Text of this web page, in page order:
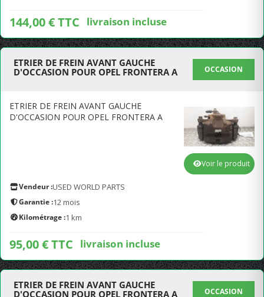
144,00 € TTC livraison incluse
ETRIER DE FREIN AVANT GAUCHE
D'OCCASION POUR OPEL FRONTERA A
OCCASION
ETRIER DE FREIN AVANT GAUCHE
D'OCCASION POUR OPEL FRONTERA A
Vendeur :USED WORLD PARTS
Garantie :12 mois
Kilométrage :1 km
95,00 € TTC livraison incluse
Voir le produit
ETRIER DE FREIN AVANT GAUCHE
D'OCCASION POUR OPEL FRONTERA A
OCCASION